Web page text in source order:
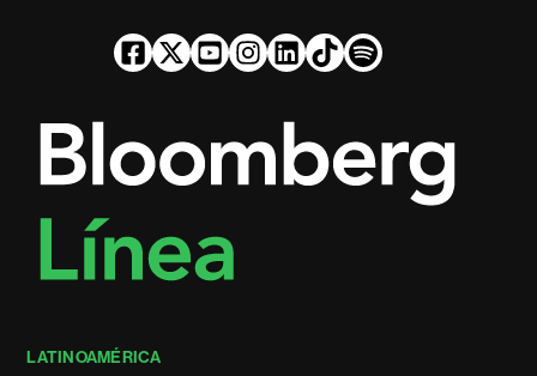
LATINOAMÉRICA